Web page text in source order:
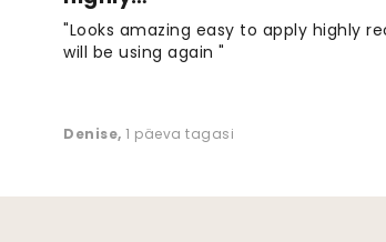
"Looks amazing easy to apply highly
will be using again "
Denise, 1 päeva tagasi